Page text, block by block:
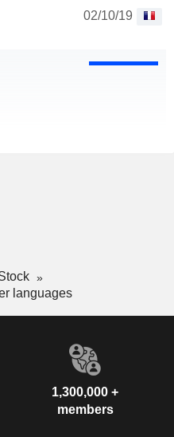
02/10/19
languages
1,300,000 +
members